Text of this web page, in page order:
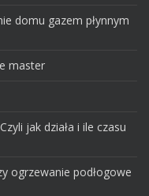
domu gazem płynnym
master
jak działa i ile czasu
ogrzewanie podłogowe